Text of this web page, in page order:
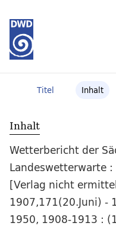
Titel Inhalt
Inhalt
Wetterbericht der
Landeswetterwarte
[Verlag nicht
1907,171(20.Juni) -
1950, 1908-1913 :